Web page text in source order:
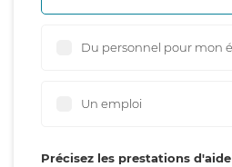
Du personnel pour mon
Un emploi
Précisez les prestations